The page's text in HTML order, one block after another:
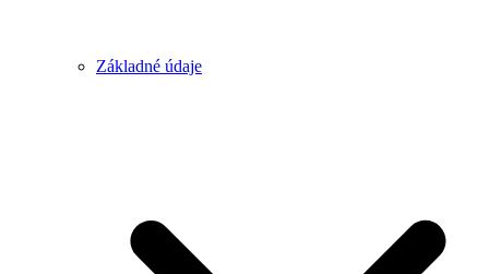
Základné údaje